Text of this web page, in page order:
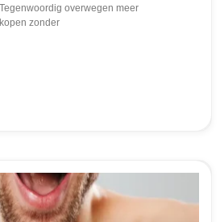
overwegen meer
zonder